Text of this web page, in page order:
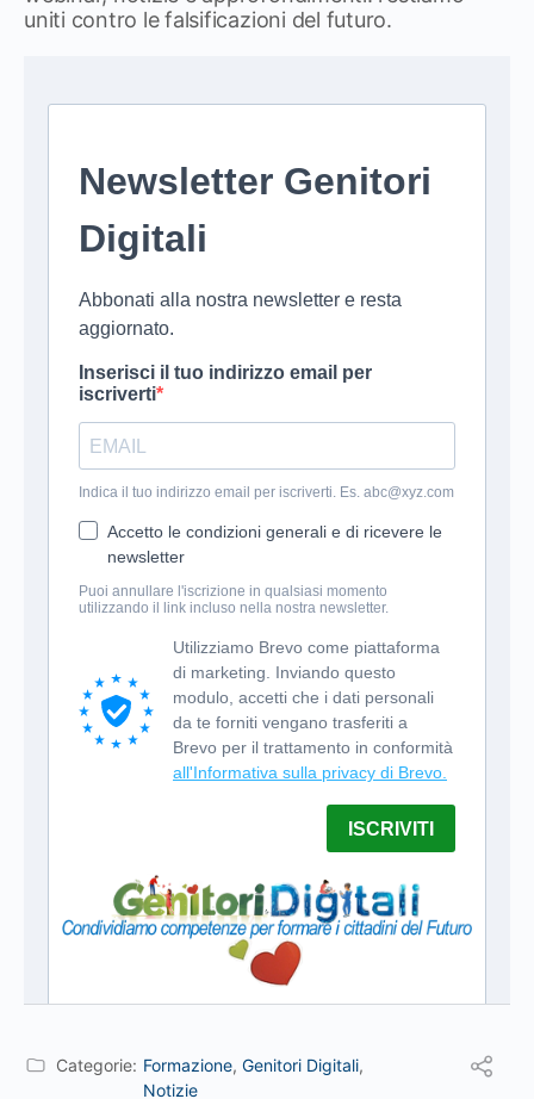
uniti contro le falsificazioni del futuro.
Categorie: Formazione, Genitori Digitali,
Notizie